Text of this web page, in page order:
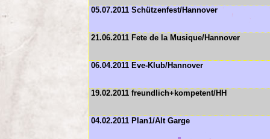
05.07.2011 Schützenfest/Hannover
21.06.2011 Fete de la Musique/Hannover
06.04.2011 Eve-Klub/Hannover
19.02.2011 freundlich+kompetent/HH
04.02.2011 Plan1/Alt Garge